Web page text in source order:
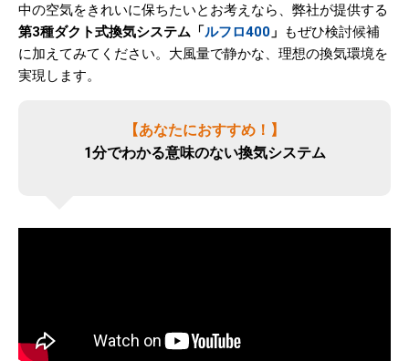
中の空気をきれいに保ちたいとお考えなら、弊社が提供する
第3種ダクト式換気システム「 ルフロ400 」 もぜひ検討候補
に加えてみてください。大風量で静かな、理想の換気環境を
実現します。
【あなたにおすすめ！】
1分でわかる意味のない換気システム